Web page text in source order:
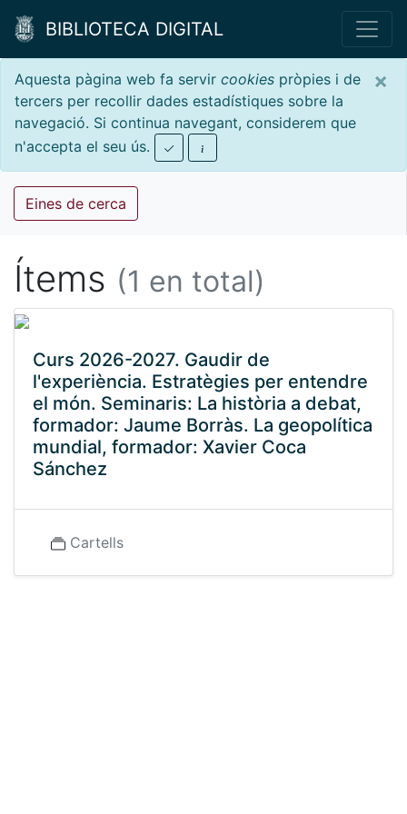
BIBLIOTECA DIGITAL
×
Aquesta pàgina web fa servir cookies pròpies i de
tercers per recollir dades estadístiques sobre la
navegació. Si continua navegant, considerem que
n'accepta el seu ús.
Eines de cerca
Ítems (1 en total)
Curs 2026-2027. Gaudir de
l'experiència. Estratègies per entendre
el món. Seminaris: La història a debat,
formador: Jaume Borràs. La geopolítica
mundial, formador: Xavier Coca
Sánchez
Cartells